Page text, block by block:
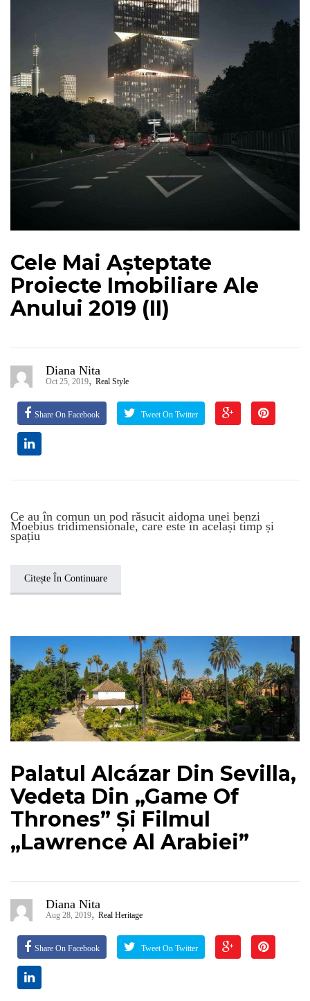
Cele Mai Așteptate
Proiecte Imobiliare Ale
Anului 2019 (II)
Diana Nita
Oct 25, 2019, Real Style
Share On Facebook Tweet On Twitter
Ce au în comun un pod răsucit aidoma unei benzi
Moebius tridimensionale, care este în același timp și
spațiu
Citește În Continuare
Palatul Alcázar Din Sevilla,
Vedeta Din „Game Of
Thrones” Și Filmul
„Lawrence Al Arabiei”
Diana Nita
Aug 28, 2019, Real Heritage
Share On Facebook Tweet On Twitter